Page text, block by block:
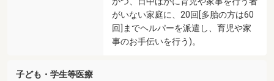
がいない家庭に、20回[多胎の方は60
回]までヘルパーを派遣し、育児や家
事のお手伝いを行う)。
子ども・学生等医療